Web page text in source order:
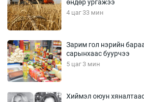
өндөр ургажээ
4 цаг 33 мин
Зарим гол нэрийн
сарынхаас буурчээ
5 цаг 3 мин
Хиймэл оюун